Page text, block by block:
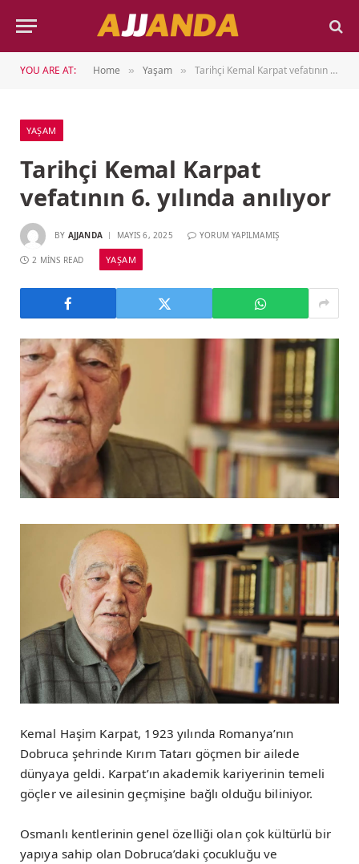
YOU ARE AT: Home » Yaşam » Tarihçi Kemal Karpat vefatının 6. yılında anılıyor
YAŞAM
Tarihçi Kemal Karpat
vefatının 6. yılında anılıyor
BY AJJANDA MAYIS 6, 2025 YORUM YAPILMAMIŞ
2 MINS READ YAŞAM
Kemal Haşim Karpat, 1923 yılında Romanya’nın
Dobruca şehrinde Kırım Tatarı göçmen bir ailede
dünyaya geldi. Karpat’ın akademik kariyerinin temeli
göçler ve ailesinin geçmişine bağlı olduğu biliniyor.
Osmanlı kentlerinin genel özelliği olan çok kültürlü bir
yapıya sahip olan Dobruca’daki çocukluğu ve